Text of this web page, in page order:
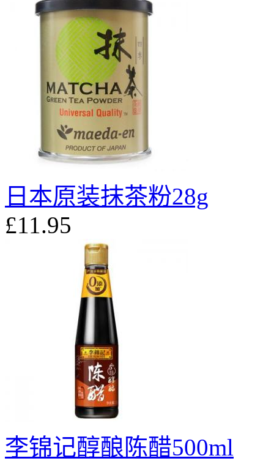
日本原装抹茶粉28g
£11.95
李锦记醇酿陈醋500ml